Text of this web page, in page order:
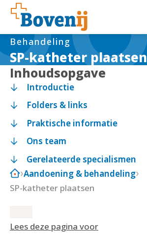
SP-katheter plaatsen
Behandeling
Inhoudsopgave
Introductie
Folders & links
Praktische informatie
Ons team
Gerelateerde specialismen
Aandoening & behandeling
SP-katheter plaatsen
Lees deze pagina voor